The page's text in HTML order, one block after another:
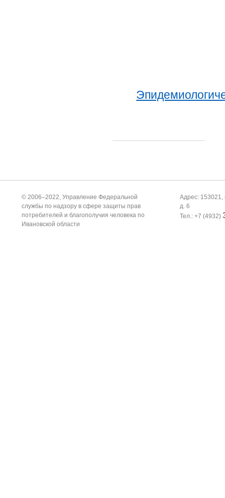
© 2006–2022, Управление Федеральной
службы по надзору в сфере защиты прав
потребителей и благополучия человека по
Ивановской области
Адрес: 153021,
д. 6
Тел.: +7 (4932)